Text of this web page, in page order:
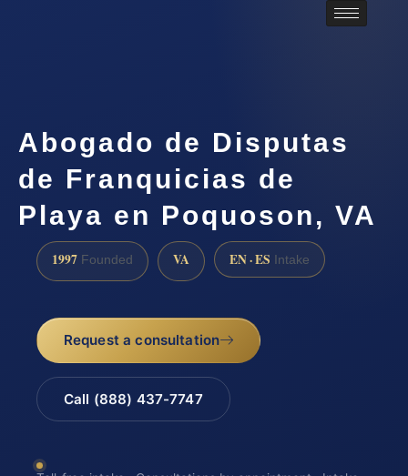
Abogado de Disputas
de Franquicias de
Playa en Poquoson, VA
1997 Founded VA EN · ES Intake
Request a consultation
Call (888) 437-7747